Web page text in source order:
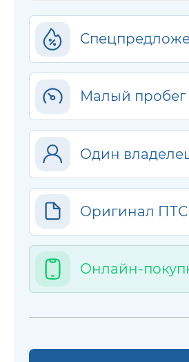
Малый пробег
Один
Оригинал ПТС
Онлайн-